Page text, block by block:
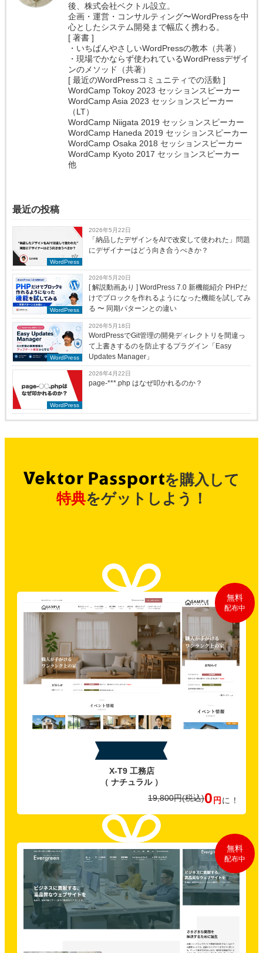
後、株式会社ベクトル設立。
企画・運営・コンサルティング〜WordPressを中
心としたシステム開発まで幅広く携わる。
[ 著書 ]
・いちばんやさしいWordPressの教本（共著）
・現場でかならず使われているWordPressデザイ
ンのメソッド（共著）
[ 最近のWordPressコミュニティでの活動 ]
WordCamp Tokoy 2023 セッションスピーカー
WordCamp Asia 2023 セッションスピーカー
（LT）
WordCamp Niigata 2019 セッションスピーカー
WordCamp Haneda 2019 セッションスピーカー
WordCamp Osaka 2018 セッションスピーカー
WordCamp Kyoto 2017 セッションスピーカー
他
最近の投稿
WordPress
2026年5月22日
「納品したデザインをAIで改変して使われた」問題
にデザイナーはどう向き合うべきか？
WordPress
2026年5月20日
[ 解説動画あり ] WordPress 7.0 新機能紹介 PHPだ
けでブロックを作れるようになった機能を試してみ
る 〜 同期パターンとの違い
WordPress
2026年5月18日
WordPressでGit管理の開発ディレクトリを間違っ
て上書きするのを防止するプラグイン「Easy
Updates Manager」
WordPress
2026年4月22日
page-***.php はなぜ叩かれるのか？
を購入して
特典をゲットしよう！
無料
配布中
X-T9 工務店
（ ナチュラル ）
19,800円(税込)0 円 に！
無料
配布中